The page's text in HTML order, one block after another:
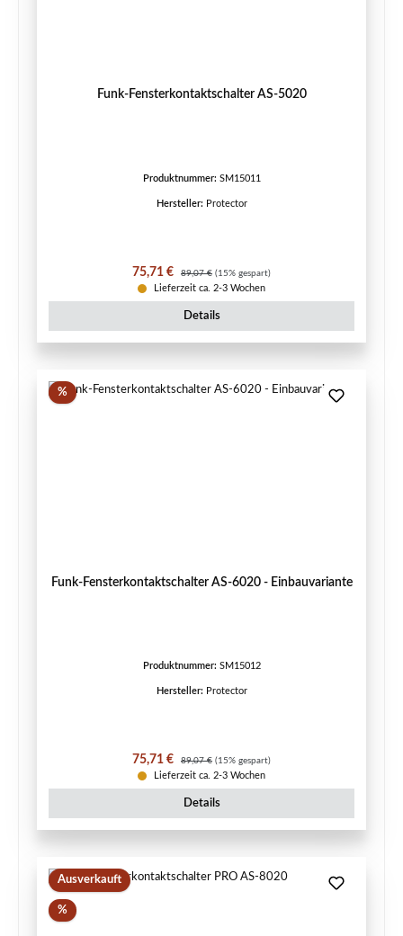
Funk-Fensterkontaktschalter AS-5020
Produktnummer: SM15011
Hersteller: Protector
Verkaufspreis:
75,71 € Regulärer Preis:
89,07 € (15% gespart)
Lieferzeit ca. 2-3 Wochen
Details
%Rabatt
Funk-Fensterkontaktschalter AS-6020 - Einbauvariante
Produktnummer: SM15012
Hersteller: Protector
Verkaufspreis:
75,71 € Regulärer Preis:
89,07 € (15% gespart)
Lieferzeit ca. 2-3 Wochen
Details
Ausverkauft
%Rabatt